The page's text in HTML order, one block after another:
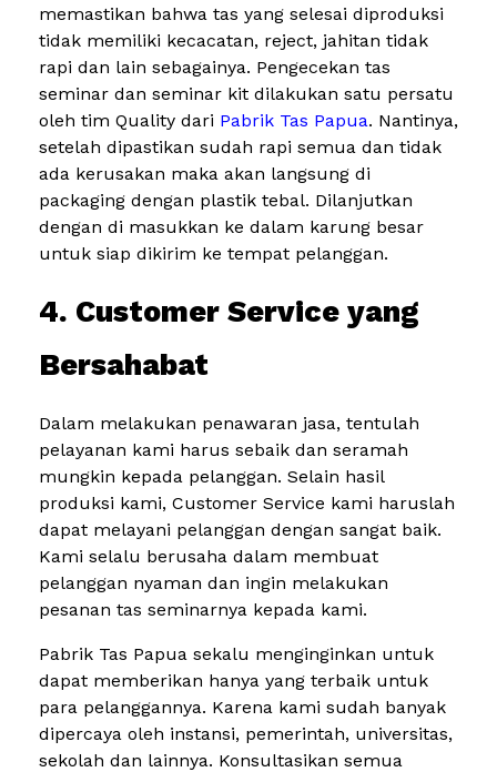
memastikan bahwa tas yang selesai diproduksi
tidak memiliki kecacatan, reject, jahitan tidak
rapi dan lain sebagainya. Pengecekan tas
seminar dan seminar kit dilakukan satu persatu
oleh tim Quality dari Pabrik Tas Papua. Nantinya,
setelah dipastikan sudah rapi semua dan tidak
ada kerusakan maka akan langsung di
packaging dengan plastik tebal. Dilanjutkan
dengan di masukkan ke dalam karung besar
untuk siap dikirim ke tempat pelanggan.
4. Customer Service yang
Bersahabat
Dalam melakukan penawaran jasa, tentulah
pelayanan kami harus sebaik dan seramah
mungkin kepada pelanggan. Selain hasil
produksi kami, Customer Service kami haruslah
dapat melayani pelanggan dengan sangat baik.
Kami selalu berusaha dalam membuat
pelanggan nyaman dan ingin melakukan
pesanan tas seminarnya kepada kami.
Pabrik Tas Papua sekalu menginginkan untuk
dapat memberikan hanya yang terbaik untuk
para pelanggannya. Karena kami sudah banyak
dipercaya oleh instansi, pemerintah, universitas,
sekolah dan lainnya. Konsultasikan semua